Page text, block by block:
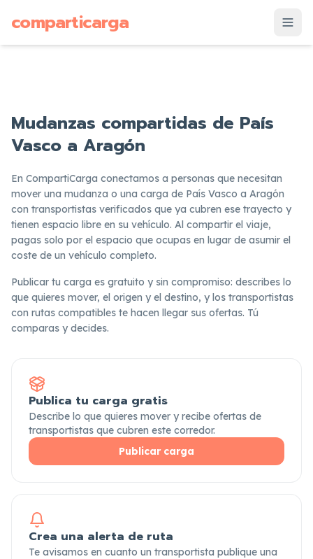
comparticarga
Mudanzas compartidas de País
Vasco a Aragón
En CompartiCarga conectamos a personas que necesitan
mover una mudanza o una carga de País Vasco a Aragón
con transportistas verificados que ya cubren ese trayecto y
tienen espacio libre en su vehículo. Al compartir el viaje,
pagas solo por el espacio que ocupas en lugar de asumir el
coste de un vehículo completo.
Publicar tu carga es gratuito y sin compromiso: describes lo
que quieres mover, el origen y el destino, y los transportistas
con rutas compatibles te hacen llegar sus ofertas. Tú
comparas y decides.
Publica tu carga gratis
Describe lo que quieres mover y recibe ofertas de
transportistas que cubren este corredor.
Publicar carga
Crea una alerta de ruta
Te avisamos en cuanto un transportista publique una